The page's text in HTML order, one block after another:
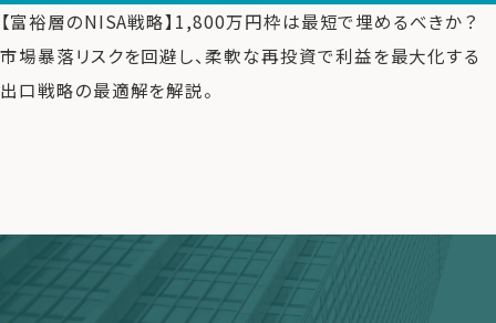
運営会社
ファミリーオフィスとは
関連書籍
【富裕層のNISA戦略】1,800万円枠は最短で埋めるべきか？
市場暴落リスクを回避し、柔軟な再投資で利益を最大化する
出口戦略の最適解を解説。